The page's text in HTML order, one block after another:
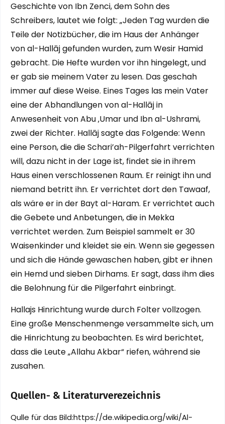
Geschichte von Ibn Zenci, dem Sohn des
Schreibers, lautet wie folgt: „Jeden Tag wurden die
Teile der Notizbücher, die im Haus der Anhänger
von al-Hallāj gefunden wurden, zum Wesir Hamid
gebracht. Die Hefte wurden vor ihn hingelegt, und
er gab sie meinem Vater zu lesen. Das geschah
immer auf diese Weise. Eines Tages las mein Vater
eine der Abhandlungen von al-Hallāj in
Anwesenheit von Abu ‚Umar und Ibn al-Ushrami,
zwei der Richter. Hallāj sagte das Folgende: Wenn
eine Person, die die Schari’ah-Pilgerfahrt verrichten
will, dazu nicht in der Lage ist, findet sie in ihrem
Haus einen verschlossenen Raum. Er reinigt ihn und
niemand betritt ihn. Er verrichtet dort den Tawaaf,
als wäre er in der Bayt al-Haram. Er verrichtet auch
die Gebete und Anbetungen, die in Mekka
verrichtet werden. Zum Beispiel sammelt er 30
Waisenkinder und kleidet sie ein. Wenn sie gegessen
und sich die Hände gewaschen haben, gibt er ihnen
ein Hemd und sieben Dirhams. Er sagt, dass ihm dies
die Belohnung für die Pilgerfahrt einbringt.
Hallajs Hinrichtung wurde durch Folter vollzogen.
Eine große Menschenmenge versammelte sich, um
die Hinrichtung zu beobachten. Es wird berichtet,
dass die Leute „Allahu Akbar“ riefen, während sie
zusahen.
Quellen- & Literaturverezeichnis
Qulle für das Bild:https://de.wikipedia.org/wiki/Al-